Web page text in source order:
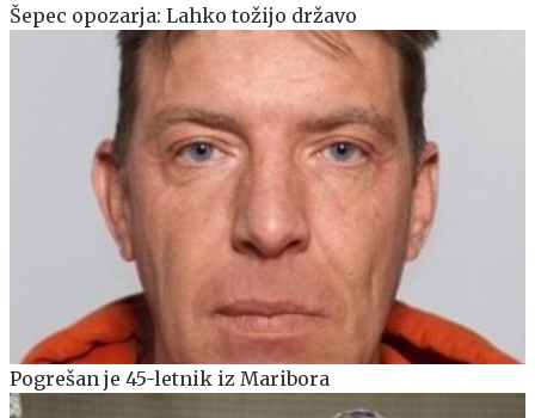
Šepec opozarja: Lahko tožijo državo
Pogrešan je 45-letnik iz Maribora